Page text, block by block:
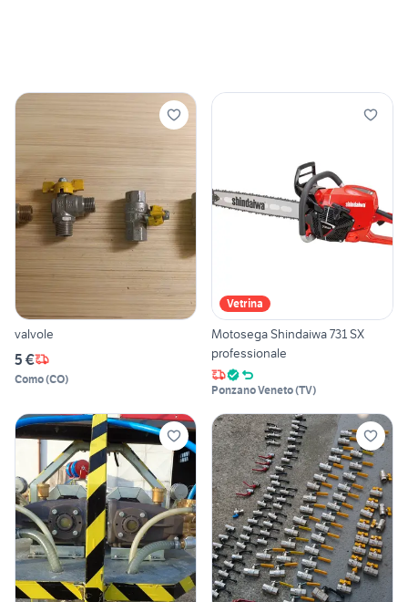
valvole
5 €
Como(CO)
Vetrina
Motosega Shindaiwa 731 SX
professionale
Ponzano Veneto(TV)